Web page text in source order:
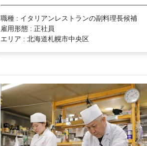
職種 : イタリアンレストランの副料理長候補
雇用形態 : 正社員
エリア : 北海道札幌市中央区